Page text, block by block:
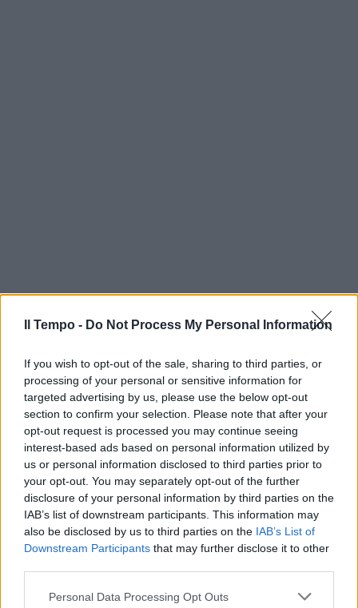
Il Tempo - Do Not Process My Personal Information
If you wish to opt-out of the sale, sharing to third parties, or
processing of your personal or sensitive information for
targeted advertising by us, please use the below opt-out
section to confirm your selection. Please note that after your
opt-out request is processed you may continue seeing
interest-based ads based on personal information utilized by
us or personal information disclosed to third parties prior to
your opt-out. You may separately opt-out of the further
disclosure of your personal information by third parties on the
IAB’s list of downstream participants. This information may
also be disclosed by us to third parties on the IAB’s List of
Downstream Participants that may further disclose it to other
Personal Data Processing Opt Outs